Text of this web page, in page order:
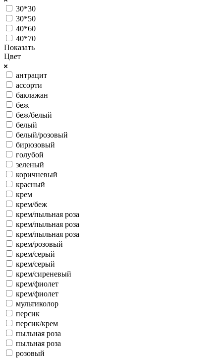
30*30
30*50
40*60
40*70
Показать
Цвет
антрацит
ассорти
баклажан
беж
беж/белый
белый
белый/розовый
бирюзовый
голубой
зеленый
коричневый
красный
крем
крем/беж
крем/пыльная роза
крем/пыльная роза
крем/пыльная роза
крем/розовый
крем/серый
крем/серый
крем/сиреневый
крем/фиолет
крем/фиолет
мультиколор
персик
персик/крем
пыльная роза
пыльная роза
розовый